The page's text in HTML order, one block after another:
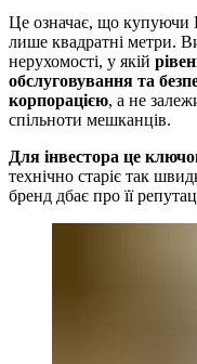
Це означає, що купуючи
лише квадратні метри.
нерухомості, у якій
обслуговування та
корпорацією, а не
спільноти мешканців.
Для інвестора це
технічно старіє так
бренд дбає про її